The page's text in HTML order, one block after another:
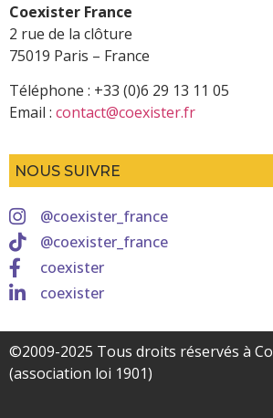
Coexister France
2 rue de la clôture
75019 Paris – France
Téléphone : +33 (0)6 29 13 11 05
Email : contact@coexister.fr
NOUS SUIVRE
@coexister_france
@coexister_france
coexister
coexister
©2009-2025 Tous droits réservés à
(association loi 1901)